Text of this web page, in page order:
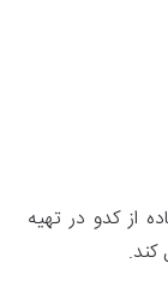
از کدو در تهیه
کند.